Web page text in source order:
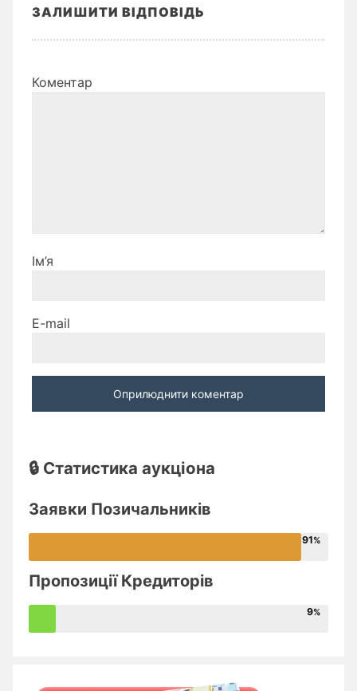
ЗАЛИШИТИ ВІДПОВІДЬ
Коментар
Ім’я
E-mail
🔒 Статистика аукціона
Заявки Позичальників
91
Пропозиції Кредиторів
9